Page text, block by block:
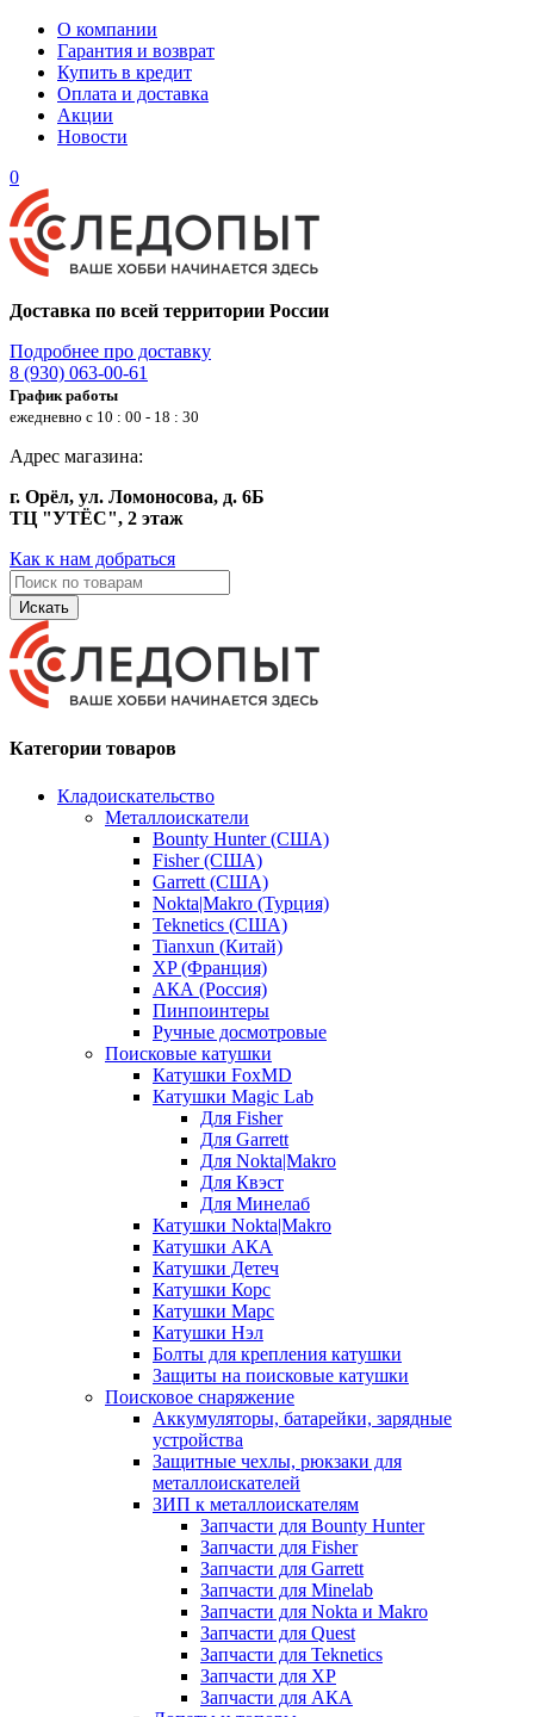
О компании
Гарантия и возврат
Купить в кредит
Оплата и доставка
Акции
Новости
0
Доставка по всей территории России
Подробнее про доставку
8 (930) 063-00-61
График работы
ежедневно с 10 : 00 - 18 : 30
Адрес магазина:
г. Орёл, ул. Ломоносова, д. 6Б
ТЦ "УТЁС", 2 этаж
Как к нам добраться
Искать
Категории товаров
Кладоискательство
Металлоискатели
Bounty Hunter (США)
Fisher (США)
Garrett (США)
Nokta|Makro (Турция)
Teknetics (США)
Tianxun (Китай)
XP (Франция)
АКА (Россия)
Пинпоинтеры
Ручные досмотровые
Поисковые катушки
Катушки FoxMD
Катушки Magic Lab
Для Fisher
Для Garrett
Для Nokta|Makro
Для Квэст
Для Минелаб
Катушки Nokta|Makro
Катушки АКА
Катушки Детеч
Катушки Корс
Катушки Марс
Катушки Нэл
Болты для крепления катушки
Защиты на поисковые катушки
Поисковое снаряжение
Аккумуляторы, батарейки, зарядные
устройства
Защитные чехлы, рюкзаки для
металлоискателей
ЗИП к металлоискателям
Запчасти для Bounty Hunter
Запчасти для Fisher
Запчасти для Garrett
Запчасти для Minelab
Запчасти для Nokta и Makro
Запчасти для Quest
Запчасти для Teknetics
Запчасти для XP
Запчасти для АКА